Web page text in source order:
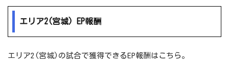
エリア2(宮城) EP報酬
エリア2(宮城)の試合で獲得できるEP報酬はこちら。